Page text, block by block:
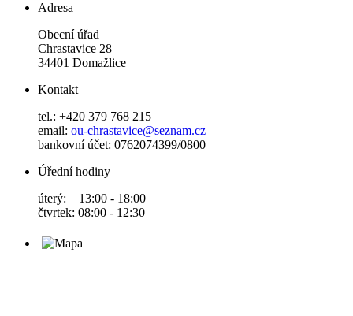
Adresa
Obecní úřad
Chrastavice 28
34401 Domažlice
Kontakt
tel.: +420 379 768 215
email: ou-chrastavice@seznam.cz
bankovní účet: 0762074399/0800
Úřední hodiny
úterý: 13:00 - 18:00
čtvrtek: 08:00 - 12:30